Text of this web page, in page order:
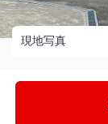
現地写真